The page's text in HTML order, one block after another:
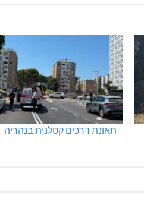
תאונת דרכים קטלנית בנהריה